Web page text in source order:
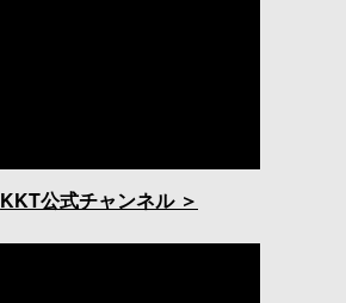
KKT公式チャンネル